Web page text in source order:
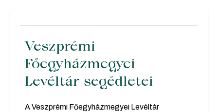
Veszprémi
Főegyházmegyei
Levéltár segédletei
A Veszprémi Főegyházmegyei Levéltár